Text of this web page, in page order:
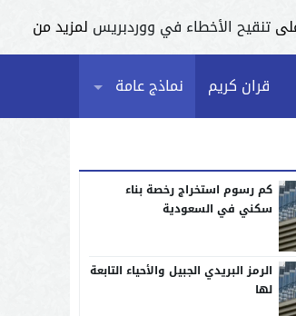
تنقيح الأخطاء في ووردبريس لمزيد من
قران كريم نماذج عامة
كم رسوم استخراج رخصة بناء
سكني في السعودية
الرمز البريدي الجبيل والأحياء التابعة
لها